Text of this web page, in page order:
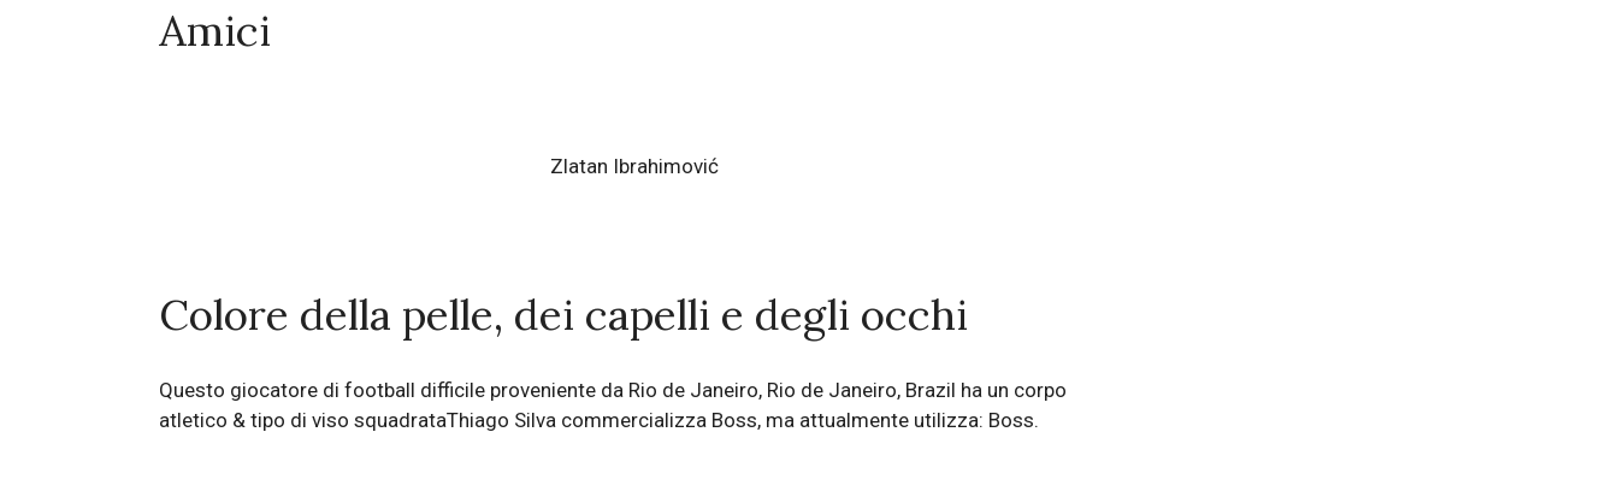
Amici
Zlatan Ibrahimović
Colore della pelle, dei capelli e degli occhi
Questo giocatore di football difficile proveniente da Rio de Janeiro, Rio de Janeiro, Brazil ha un corpo
atletico & tipo di viso squadrataThiago Silva commercializza Boss, ma attualmente utilizza: Boss.